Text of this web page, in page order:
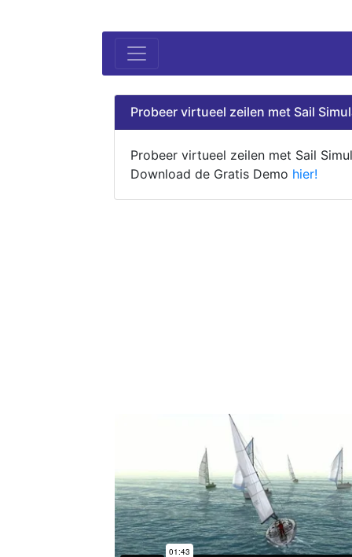
Probeer virtueel zeilen met Sail
Probeer virtueel zeilen met Sail
Download de Gratis Demo hier!